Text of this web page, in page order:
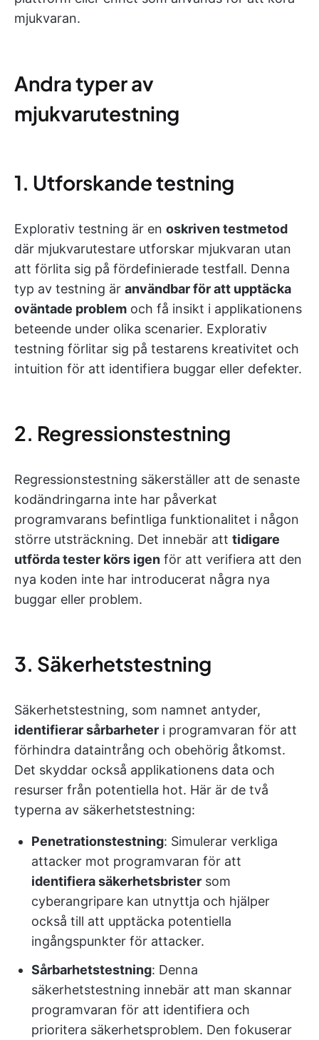
mjukvaran.
Andra typer av
mjukvarutestning
1. Utforskande testning
Explorativ testning är en oskriven testmetod
där mjukvarutestare utforskar mjukvaran utan
att förlita sig på fördefinierade testfall. Denna
typ av testning är användbar för att upptäcka
oväntade problem och få insikt i applikationens
beteende under olika scenarier. Explorativ
testning förlitar sig på testarens kreativitet och
intuition för att identifiera buggar eller defekter.
2. Regressionstestning
Regressionstestning säkerställer att de senaste
kodändringarna inte har påverkat
programvarans befintliga funktionalitet i någon
större utsträckning. Det innebär att tidigare
utförda tester körs igen för att verifiera att den
nya koden inte har introducerat några nya
buggar eller problem.
3. Säkerhetstestning
Säkerhetstestning, som namnet antyder,
identifierar sårbarheter i programvaran för att
förhindra dataintrång och obehörig åtkomst.
Det skyddar också applikationens data och
resurser från potentiella hot. Här är de två
typerna av säkerhetstestning:
Penetrationstestning: Simulerar verkliga
attacker mot programvaran för att
identifiera säkerhetsbrister som
cyberangripare kan utnyttja och hjälper
också till att upptäcka potentiella
ingångspunkter för attacker.
Sårbarhetstestning: Denna
säkerhetstestning innebär att man skannar
programvaran för att identifiera och
prioritera säkerhetsproblem. Den fokuserar